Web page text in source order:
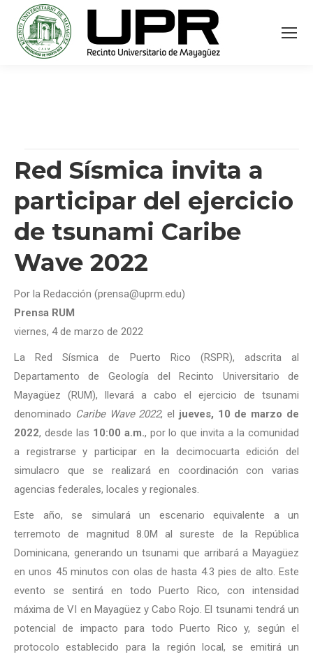
Red Sísmica invita a
participar del ejercicio
de tsunami Caribe
Wave 2022
Por la Redacción (prensa@uprm.edu)
Prensa RUM
viernes, 4 de marzo de 2022
La Red Sísmica de Puerto Rico (RSPR), adscrita al
Departamento de Geología del Recinto Universitario de
Mayagüez (RUM), llevará a cabo el ejercicio de tsunami
denominado Caribe Wave 2022, el jueves, 10 de marzo de
2022, desde las 10:00 a.m., por lo que invita a la comunidad
a registrarse y participar en la decimocuarta edición del
simulacro que se realizará en coordinación con varias
agencias federales, locales y regionales.
Este año, se simulará un escenario equivalente a un
terremoto de magnitud 8.0M al sureste de la República
Dominicana, generando un tsunami que arribará a Mayagüez
en unos 45 minutos con olas de hasta 4.3 pies de alto. Este
evento se sentirá en todo Puerto Rico, con intensidad
máxima de VI en Mayagüez y Cabo Rojo. El tsunami tendrá un
potencial de impacto para todo Puerto Rico y, según el
protocolo establecido para la región local, se emitirá un